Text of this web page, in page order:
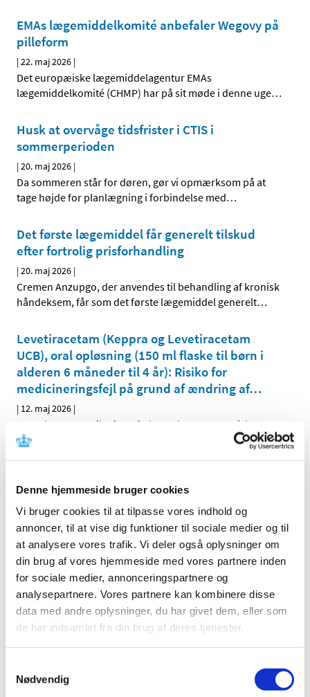
Denne hjemmeside bruger cookies
Vi bruger cookies til at tilpasse vores indhold og
annoncer, til at vise dig funktioner til sociale medier og til
at analysere vores trafik. Vi deler også oplysninger om
din brug af vores hjemmeside med vores partnere inden
for sociale medier, annonceringspartnere og
analysepartnere. Vores partnere kan kombinere disse
data med andre oplysninger, du har givet dem, eller som
de har indsamlet fra din brug af deres tjenester.
Nødvendig
EMAs lægemiddelkomité anbefaler Wegovy på
pilleform
|22. maj 2026 |
Det europæiske lægemiddelagentur EMAs
lægemiddelkomité (CHMP) har på sit møde i denne uge…
Husk at overvåge tidsfrister i CTIS i
sommerperioden
|20. maj 2026 |
Da sommeren står for døren, gør vi opmærksom på at
tage højde for planlægning i forbindelse med…
Det første lægemiddel får generelt tilskud
efter fortrolig prisforhandling
|20. maj 2026 |
Cremen Anzupgo, der anvendes til behandling af kronisk
håndeksem, får som det første lægemiddel generelt…
Levetiracetam (Keppra og Levetiracetam
UCB), oral opløsning (150 ml flaske til børn i
alderen 6 måneder til 4 år): Risiko for
medicineringsfejl på grund af ændring af…
| 12. maj 2026 |
UCB Pharma SA vil, efter aftale med Det Europæiske
Lægemiddelagentur (EMA) og Lægemiddelstyrelsen,…
levermonitorering grundet tilfælde af alvorlig
leverskade
|12. maj 2026|
Angelini Pharma S.p.A., vil efter aftale med Det
Europæiske Lægemiddelagentur (EMA) og…
Ændringer i tilskud til ibuprofen og naproxen i
flydende form
| 7. maj 2026|
Opdatering den 7. maj 2026: Fremover er der tilskud til tre
…